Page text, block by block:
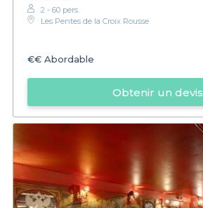
2 - 60 pers.
Les Pentes de la Croix Rousse
€€ Abordable
Obtenir un devis